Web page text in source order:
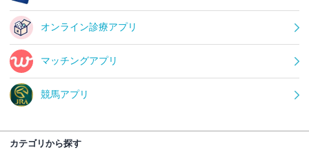
オンライン診療アプリ
マッチングアプリ
競馬アプリ
カテゴリから探す